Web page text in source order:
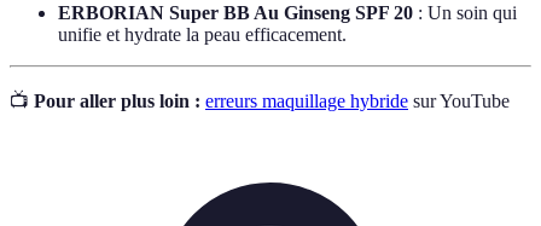
ERBORIAN Super BB Au Ginseng SPF 20 : Un soin qui
unifie et hydrate la peau efficacement.
📺 Pour aller plus loin : erreurs maquillage hybride sur YouTube